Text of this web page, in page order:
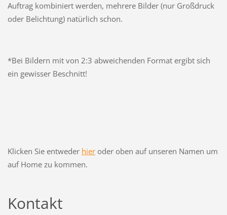
Auftrag kombiniert werden, mehrere Bilder (nur Großdruck
oder Belichtung) natürlich schon.
*Bei Bildern mit von 2:3 abweichenden Format ergibt sich
ein gewisser Beschnitt!
Klicken Sie entweder hieroder oben auf unseren Namen um
auf Home zu kommen.
Kontakt